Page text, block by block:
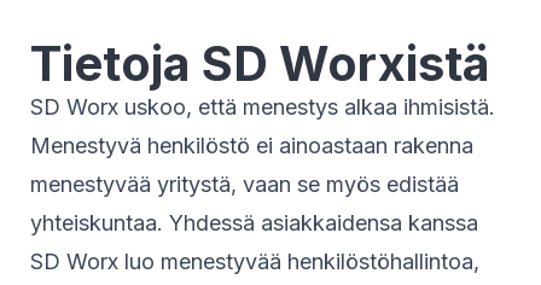
Tietoja SD Worxistä
SD Worx uskoo, että menestys alkaa ihmisistä.
Menestyvä henkilöstö ei ainoastaan rakenna
menestyvää yritystä, vaan se myös edistää
yhteiskuntaa. Yhdessä asiakkaidensa kanssa
SD Worx luo menestyvää henkilöstöhallintoa,